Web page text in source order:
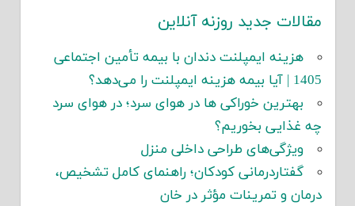
مقالات جدید روزنه آنلاین
هزینه ایمپلنت دندان با بیمه تأمین اجتماعی
1405 | آیا بیمه هزینه ایمپلنت را می‌دهد؟
بهترین خوراکی ها در هوای سرد؛ در هوای سرد
چه غذایی بخوریم؟
ویژگی‌های طراحی داخلی منزل
گفتاردرمانی کودکان؛ راهنمای کامل تشخیص،
درمان و تمرینات مؤثر در خان